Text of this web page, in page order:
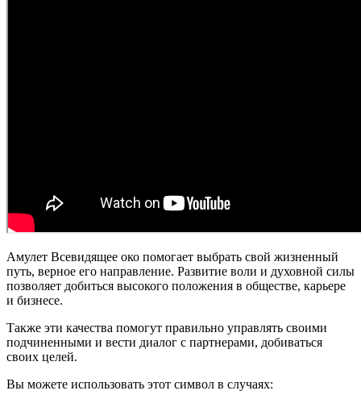
Амулет Всевидящее око помогает выбрать свой жизненный
путь, верное его направление. Развитие воли и духовной силы
позволяет добиться высокого положения в обществе, карьере
и бизнесе.
Также эти качества помогут правильно управлять своими
подчиненными и вести диалог с партнерами, добиваться
своих целей.
Вы можете использовать этот символ в случаях: